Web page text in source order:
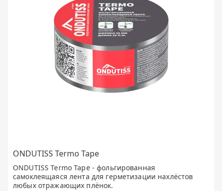
ONDUTISS Termo Tape
ONDUTISS Termo Tape - фольгированная
самоклеящаяся лента для герметизации нахлёстов
любых отражающих плёнок.